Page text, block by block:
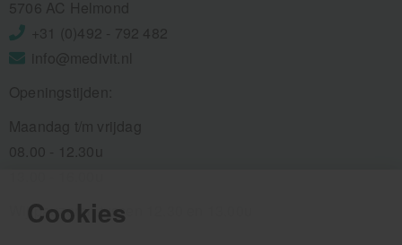
Cookies
Wij pauzeren tussen 12.30 en 13.00u